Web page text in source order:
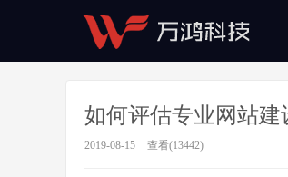
如何评估专业网站建
2019-08-15 查看(13442)